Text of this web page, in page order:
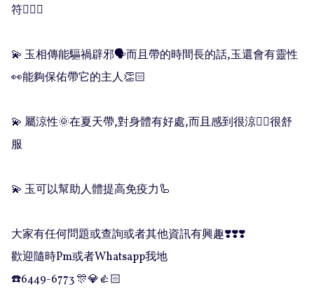
符💁🏻‍♀️
💫 玉相傳能驅禍辟邪🗣而且帶的時間長的話,玉還會有靈性
👀能夠保佑帶它的主人👏🏻
💫 屬涼性🌞在夏天帶,對身體有好處,而且感到很涼👉🏻很舒
服
💫 玉可以幫助人體提高免疫力🦾
大家有任何問題或查詢或者其他資訊有興趣❣️❣️❣️
歡迎隨時Pm或者Whatsapp我地
☎️6449-6773 🎊💎👍🏻